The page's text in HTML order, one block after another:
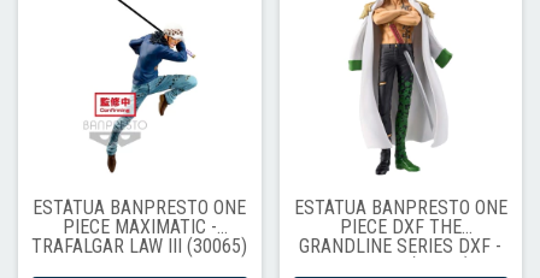
ESTÁTUA BANPRESTO ONE
PIECE MAXIMATIC -
TRAFALGAR LAW III (30065)
ESTÁTUA BANPRESTO ONE
PIECE DXF THE
GRANDLINE SERIES DXF -
ARAMAKI (91140)